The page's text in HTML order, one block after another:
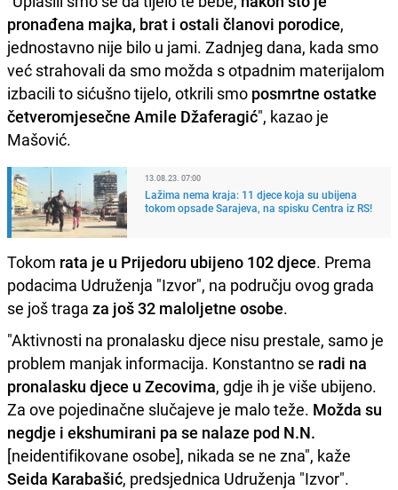
pronađena majka, brat i ostali članovi porodice,
jednostavno nije bilo u jami. Zadnjeg dana, kada smo
već strahovali da smo možda s otpadnim materijalom
izbacili to sićušno tijelo, otkrili smo posmrtne ostatke
četveromjesečne Amile Džaferagić", kazao je
Mašović.
13.08.23. 07:00
Lažima nema kraja: 11 djece koja su ubijena
tokom opsade Sarajeva, na spisku Centra iz RS!
Tokom rata je u Prijedoru ubijeno 102 djece. Prema
podacima Udruženja "Izvor", na području ovog grada
se još traga za još 32 maloljetne osobe.
"Aktivnosti na pronalasku djece nisu prestale, samo je
problem manjak informacija. Konstantno se radi na
pronalasku djece u Zecovima, gdje ih je više ubijeno.
Za ove pojedinačne slučajeve je malo teže. Možda su
negdje i ekshumirani pa se nalaze pod N.N.
[neidentifikovane osobe], nikada se ne zna", kaže
Seida Karabašić, predsjednica Udruženja "Izvor".